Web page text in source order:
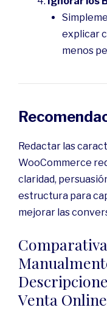
explicar
menos
Redactar las
WooCommerce
claridad,
estructura para
mejorar las
Venta Online